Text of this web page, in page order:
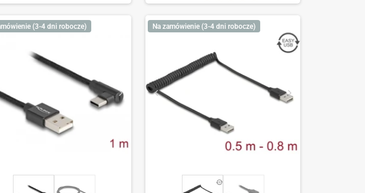
(3-4 dni robocze) Na zamówienie (3-4 dni robocze)